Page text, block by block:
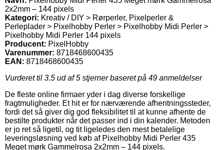
2x2mm – 144 pixels
Kategori: Kreativ / DIY > Rørperler, Pixelperler &
Perleplader > Pixelhobby Perler > Pixelhobby Midi Perler >
Pixelhobby Midi Perler 144 pixels
Producent: PixelHobby
Varenummer: 8718468600435
EAN: 8718468600435
Vurderet til 3.5 ud af 5 stjerner baseret på 49 anmeldelser
De fleste online firmaer yder i dag diverse forskellige
fragtmuligheder. Et hit er for nærværende afhentningssteder,
fordi det så giver dig god fleksibilitet til at kunne afhente de
bestilte produkter når det passer ind i din kalender. Metoden
er jo ret så ligetil, og tit ligeledes den mest betalelige
leveringsløsning ved køb af Pixelhobby Midi Perler 435
Meget mørk Gammelrosa 2x2mm – 144 pixels.